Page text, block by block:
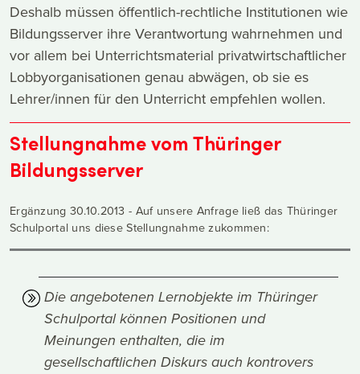
Deshalb müssen öffentlich-rechtliche Institutionen wie
Bildungsserver ihre Verantwortung wahrnehmen und
vor allem bei Unterrichtsmaterial privatwirtschaftlicher
Lobbyorganisationen genau abwägen, ob sie es
Lehrer/innen für den Unterricht empfehlen wollen.
Stellungnahme vom Thüringer
Bildungsserver
Ergänzung 30.10.2013 - Auf unsere Anfrage ließ das Thüringer
Schulportal uns diese Stellungnahme zukommen:
Die angebotenen Lernobjekte im Thüringer
Schulportal können Positionen und
Meinungen enthalten, die im
gesellschaftlichen Diskurs auch kontrovers